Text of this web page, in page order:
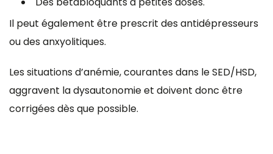
Il peut également être prescrit des antidépresseurs
ou des anxyolitiques.
Les situations d’anémie, courantes dans le SED/HSD,
aggravent la dysautonomie et doivent donc être
corrigées dès que possible.